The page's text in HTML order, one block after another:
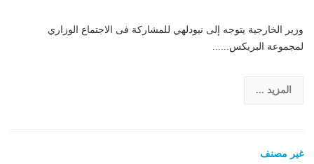
وزير الخارجية يتوجه إلى نيودلهي للمشاركة فى الاجتماع الوزاري
لمجموعة البريكس......
المزيد ...
غير مصنف